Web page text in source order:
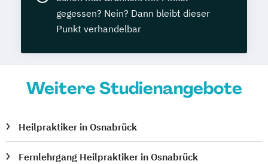
gegessen? Nein? Dann bleibt dieser
Punkt verhandelbar
Weitere Studienangebote
Heilpraktiker in Osnabrück
Fernlehrgang Heilpraktiker in Osnabrück